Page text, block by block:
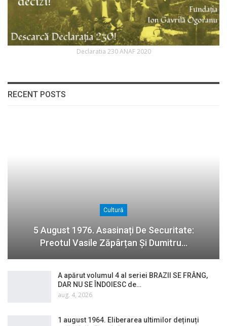
Declaratia 230 ANAF 2020
RECENT POSTS
Cultură
5 August 1976. Asasinați De Securitate:
Preotul Vasile Zăpârțan Și Dumitru…
A apărut volumul 4 al seriei BRAZII SE FRÂNG,
DAR NU SE ÎNDOIESC de…
aug. 4, 2026
1 august 1964. Eliberarea ultimilor deținuți